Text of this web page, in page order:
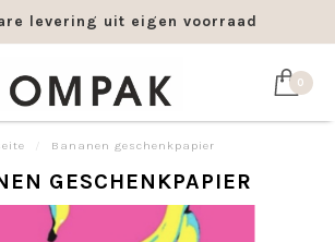
levering uit eigen voorraad
0
Bananen geschenkpapier
GESCHENKPAPIER